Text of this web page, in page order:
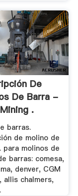
De
De Barra -
.
barras.
de molino de
para molinos de
barras: comesa,
denver, CGM
allis chalmers,